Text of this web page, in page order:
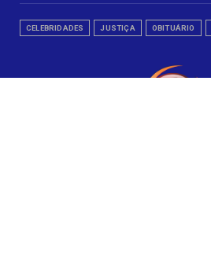
CELEBRIDADES JUSTIÇA OBITUÁRIO